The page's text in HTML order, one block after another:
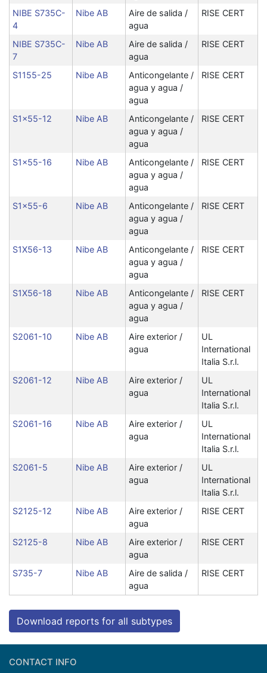
NIBE S735C-
4
Nibe AB
Aire de salida /
agua
RISE CERT
NIBE S735C-
7
Nibe AB
Aire de salida /
agua
RISE CERT
S1155-25 Nibe AB
Anticongelante /
agua y agua /
agua
RISE CERT
S1x55-12 Nibe AB
Anticongelante /
agua y agua /
agua
RISE CERT
S1x55-16 Nibe AB
Anticongelante /
agua y agua /
agua
RISE CERT
S1x55-6 Nibe AB
Anticongelante /
agua y agua /
agua
RISE CERT
S1X56-13 Nibe AB
Anticongelante /
agua y agua /
agua
RISE CERT
S1X56-18 Nibe AB
Anticongelante /
agua y agua /
agua
RISE CERT
S2061-10 Nibe AB
Aire exterior /
agua
UL
International
Italia S.r.l.
S2061-12
Nibe AB
Aire exterior /
agua
UL
International
Italia S.r.l.
S2061-16
Nibe AB
Aire exterior /
agua
UL
International
Italia S.r.l.
S2061-5
Nibe AB
Aire exterior /
agua
UL
International
Italia S.r.l.
S2125-12
Nibe AB
Aire exterior /
agua
RISE CERT
S2125-8 Nibe AB
Aire exterior /
agua
RISE CERT
S735-7 Nibe AB
Aire de salida /
agua
RISE CERT
Download reports for all subtypes
CONTACT INFO